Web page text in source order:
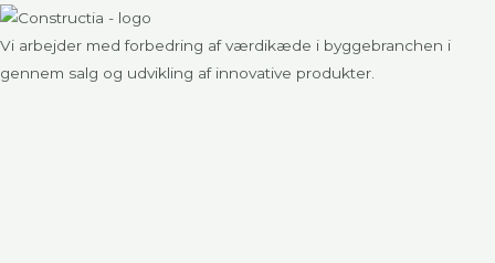
Vi arbejder med forbedring af værdikæde i byggebranchen i
gennem salg og udvikling af innovative produkter.